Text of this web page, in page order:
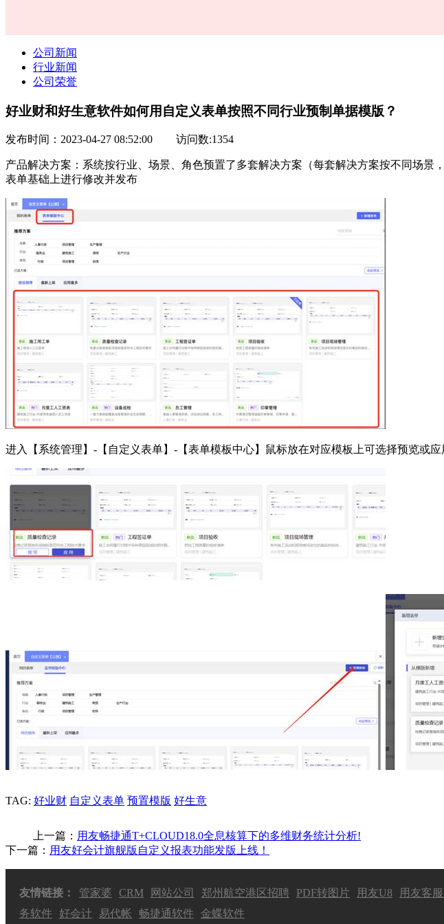
公司新闻
行业新闻
公司荣誉
好业财和好生意软件如何用自定义表单按照不同行业预制单据模版？
发布时间：2023-04-27 08:52:00 访问数:1354
产品解决方案：系统按行业、场景、角色预置了多套解决方案（每套解决方案按不同场
表单基础上进行修改并发布
进入【系统管理】-【自定义表单】-【表单模板中心】鼠标放在对应模板上可选择预览或
TAG: 好业财 自定义表单 预置模版 好生意
上一篇： 用友畅捷通T+CLOUD18.0全息核算下的多维财务统计分析!
下一篇： 用友好会计旗舰版自定义报表功能发版上线！
友情链接： 管家婆 CRM 网站公司 郑州航空港区招聘 PDF转图片 用友U8 用友客
务软件
好会计 易代帐 畅捷通软件 金蝶软件